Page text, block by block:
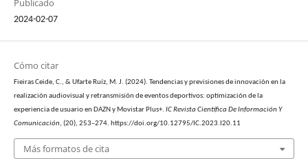
Publicado
2024-02-07
Cómo citar
Fieiras Ceide, C., & Ufarte Ruíz, M. J. (2024). Tendencias y previsiones de innovación en la
realización audiovisual y retransmisión de eventos deportivos: optimización de la
experiencia de usuario en DAZN y Movistar Plus+. IC Revista Científica De Información Y
Comunicación, (20), 253–274. https://doi.org/10.12795/IC.2023.I20.11
Más formatos de cita